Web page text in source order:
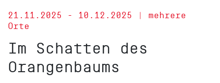
21.11.2025 - 10.12.2025 | mehrere
Orte
Im Schatten des
Orangenbaums